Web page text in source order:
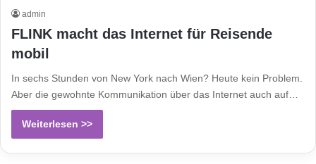
admin
FLINK macht das Internet für Reisende
mobil
In sechs Stunden von New York nach Wien? Heute kein Problem.
Aber die gewohnte Kommunikation über das Internet auch auf…
Weiterlesen >>